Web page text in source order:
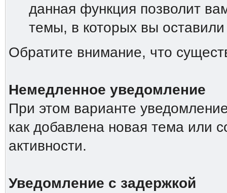
данная функция позволит
темы, в которых вы оставили
Обратите внимание, что
Немедленное уведомление
При этом варианте
как добавлена новая тема или
активности.
Уведомление с задержкой